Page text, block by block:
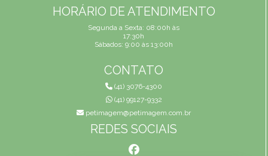
HORÁRIO DE ATENDIMENTO
Segunda a Sexta: 08:00h às
17:30h
Sábados: 9:00 às 13:00h
CONTATO
(41) 3076-4300
(41) 99127-9332
petimagem@petimagem.com.br
REDES SOCIAIS